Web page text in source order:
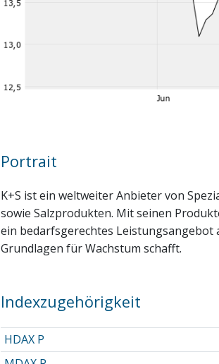
Portrait
K+S ist ein weltweiter Anbieter von
sowie Salzprodukten. Mit seinen
ein bedarfsgerechtes Leistungsangebot
Grundlagen für Wachstum schafft.
Indexzugehörigkeit
HDAX P